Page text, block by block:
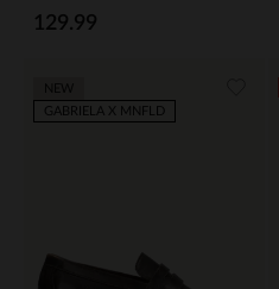
129.99
GABRIELA X MNFLD